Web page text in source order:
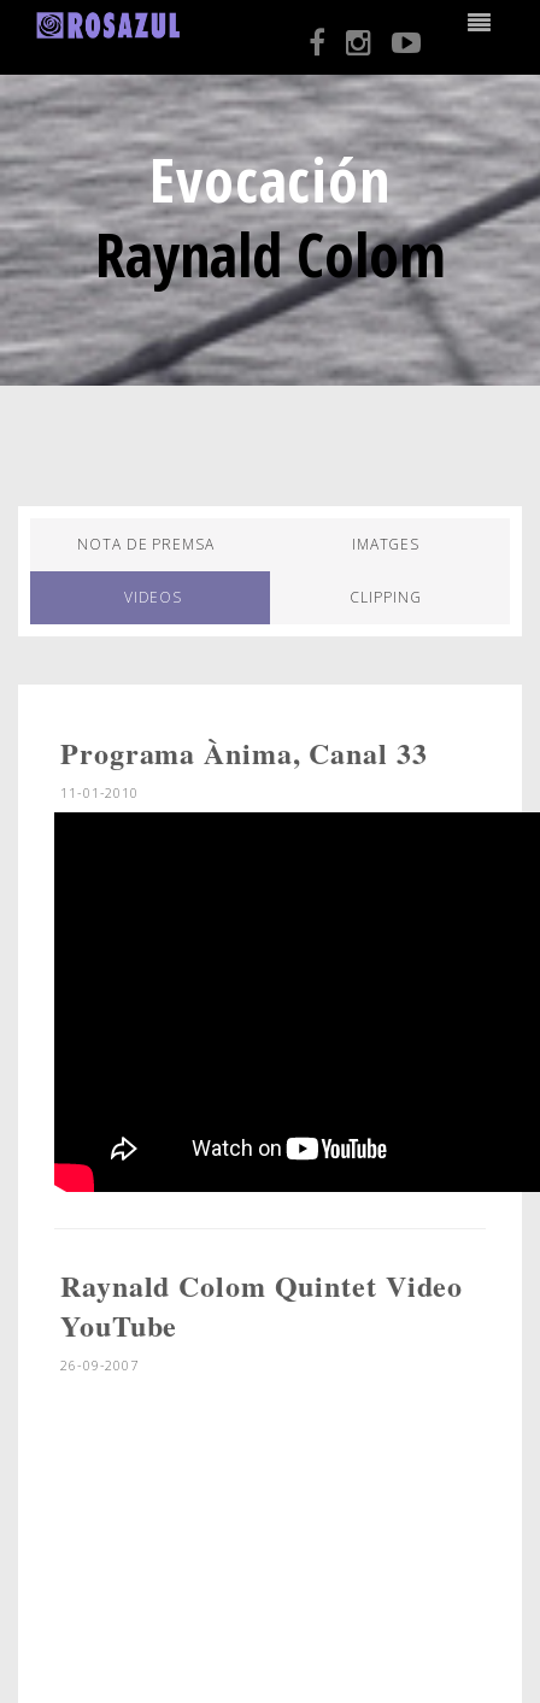
Evocación
Raynald Colom
NOTA DE PREMSA IMATGES
VIDEOS CLIPPING
Programa Ànima, Canal 33
11-01-2010
Raynald Colom Quintet Video
YouTube
26-09-2007